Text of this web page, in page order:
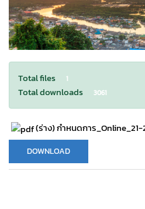
Total files 1
Total downloads 3061
(ร่าง) กำหนดการ
DOWNLOAD